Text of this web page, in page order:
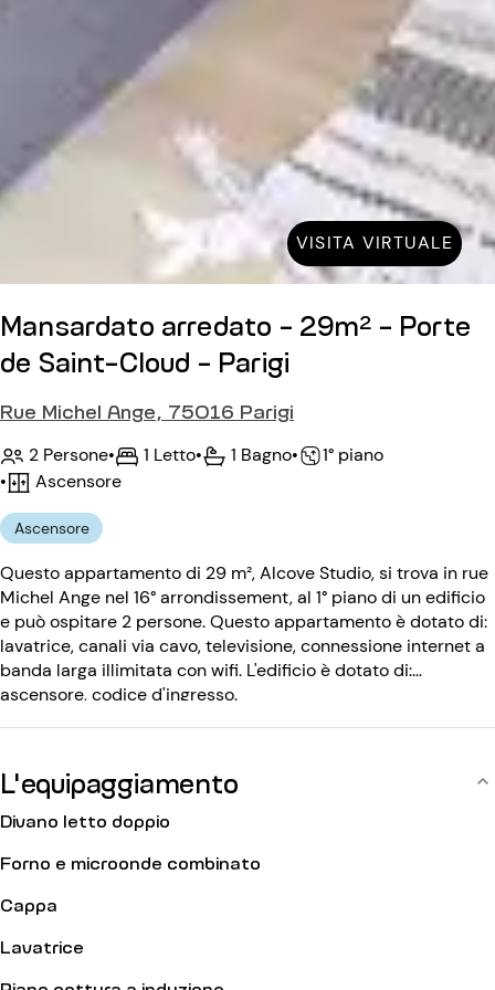
VISITA VIRTUALE
Mansardato arredato - 29m² - Porte
de Saint-Cloud - Parigi
Rue Michel Ange, 75016 Parigi
2 Persone• 1 Letto• 1 Bagno•
1° piano
•
Ascensore
Ascensore
Questo appartamento di 29 m², Alcove Studio, si trova in rue
Michel Ange nel 16° arrondissement, al 1° piano di un edificio
e può ospitare 2 persone. Questo appartamento è dotato di:
lavatrice, canali via cavo, televisione, connessione internet a
banda larga illimitata con wifi. L'edificio è dotato di:
ascensore, codice d'ingresso.
L'equipaggiamento
Divano letto doppio
Forno e microonde combinato
Cappa
Lavatrice